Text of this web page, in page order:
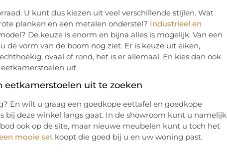
U kunt dus kiezen uit veel verschillende stijlen. Wat
planken en een metalen onderstel? Industrieel en
De keuze is enorm en bijna alles is mogelijk. Van een
vorm van de boom nog ziet. Er is keuze uit eiken,
ovaal of rond, het is er allemaal. En kies dan ook
uit.
eetkamerstoelen uit te zoeken
En wilt u graag een goedkope eettafel en goedkope
bij deze winkel langs gaat. In de showroom kunt u namelijk
ook op de site, maar nieuwe meubelen kunt u toch het
mooie setkoopt die goed bij u en uw woning past.